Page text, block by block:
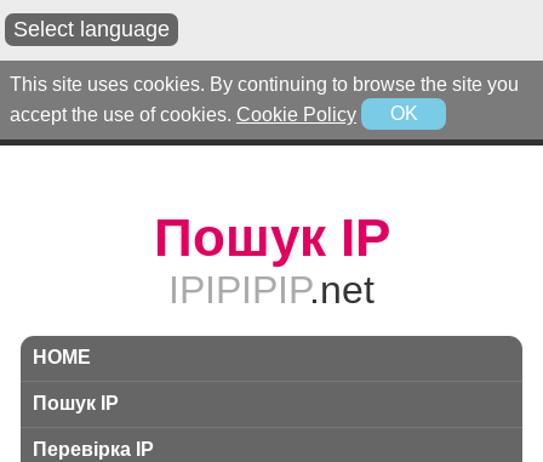
This site uses cookies. By continuing to browse the site you
accept the use of cookies. Cookie Policy OK
Select language
Пошук IP
IPIPIPIP.net
HOME
Пошук IP
Перевірка IP